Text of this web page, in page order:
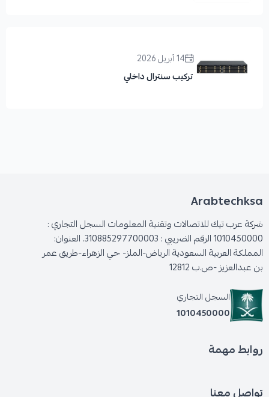
14 أبريل 2026
تركيب سنترال داخلي
Arabtechksa
شركة عرب تيك للاتصالات وتقنية المعلومات السجل التجاري :
1010450000 الرقم الضريبي : 310885297700003. العنوان:
المملكة العربية السعودية الرياض-الملز- حي الزهراء-طريق عمر
بن عبدالعزيز -ص.ب 12812
السجل التجاري
1010450000
روابط مهمة
تواصل معنا